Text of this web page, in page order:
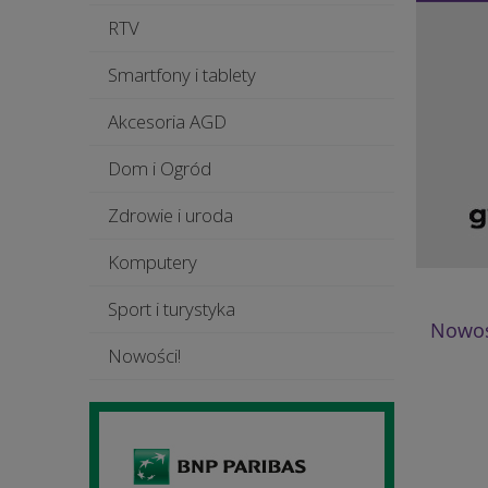
RTV
Smartfony i tablety
Akcesoria AGD
Dom i Ogród
Zdrowie i uroda
Komputery
Sport i turystyka
Nowości!